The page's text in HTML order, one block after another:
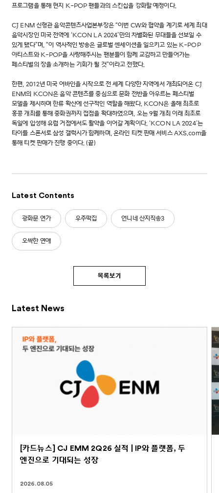
프로그램을 통해 현지 K-POP 팬들과의 스킨십을 강화할 예정이다.
CJ ENM 신형관 음악콘텐츠사업본부장은 “이번 CW와 협약을 계기로 세계 최대
음악시장인 미국 전역에 ‘KCON LA 2024’만의 차별화된 무대들을 선보일 수
있게 됐다”며, “이 역사적인 방송은 글로벌 센세이션을 일으키고 있는 K-POP
아티스트와 K-POP을 사랑해주시는 팬분들이 함께 교감하고 만들어가는
페스티벌의 장을 소개하는 기회가 될 것”이라고 전했다.
한편, 2012년 미국 어바인을 시작으로 전 세계 다양한 지역에서 개최되어온 CJ
ENM의 KCON은 음악 콘텐츠를 중심으로 문화 전반을 아우르는 페스티벌
모델을 제시하며 한류 확산에 선구적인 역할을 해왔다. KCON은 올해 최초로
홍콩 개최를 통해 중화권까지 접점을 확대하였으며, 오는 9월 개최 이래 최초로
독일에 입성해 유럽 거점에서도 활약을 이어갈 계획이다. ‘KCON LA 2024’는
타이틀 스폰서로 삼성 갤럭시가 함께하며, 온라인 티켓 판매 서비스 AXS.com을
통해 티켓 판매가 진행 중이다. (끝)
Latest Contents
광화문 연가 우주떡집 언니네 산지직송3
오싹한 연애
목록보기
Latest News
[카드뉴스] CJ EMM 2Q26 실적 | IP와 플랫폼, 두
엔진으로 기대되는 성장
2026.08.05